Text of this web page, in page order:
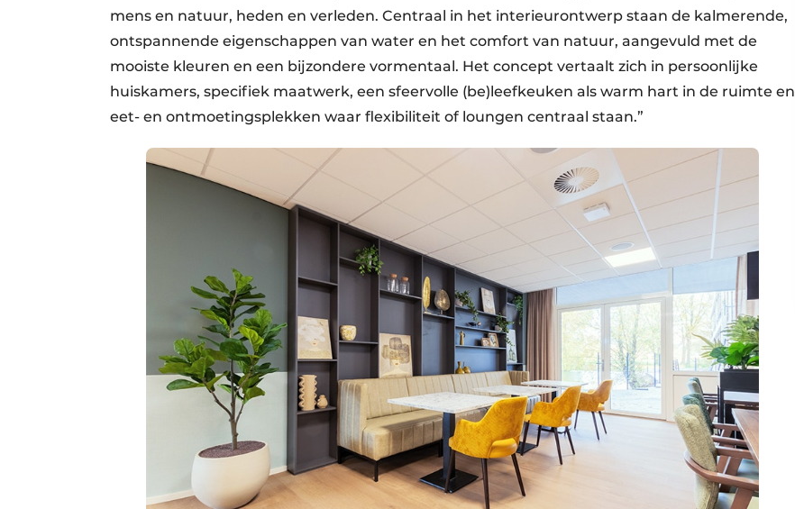
mens en natuur, heden en verleden. Centraal in het interieurontwerp staan de kalmerende,
ontspannende eigenschappen van water en het comfort van natuur, aangevuld met de
mooiste kleuren en een bijzondere vormentaal. Het concept vertaalt zich in persoonlijke
huiskamers, specifiek maatwerk, een sfeervolle (be)leefkeuken als warm hart in de ruimte en
eet- en ontmoetingsplekken waar flexibiliteit of loungen centraal staan.”